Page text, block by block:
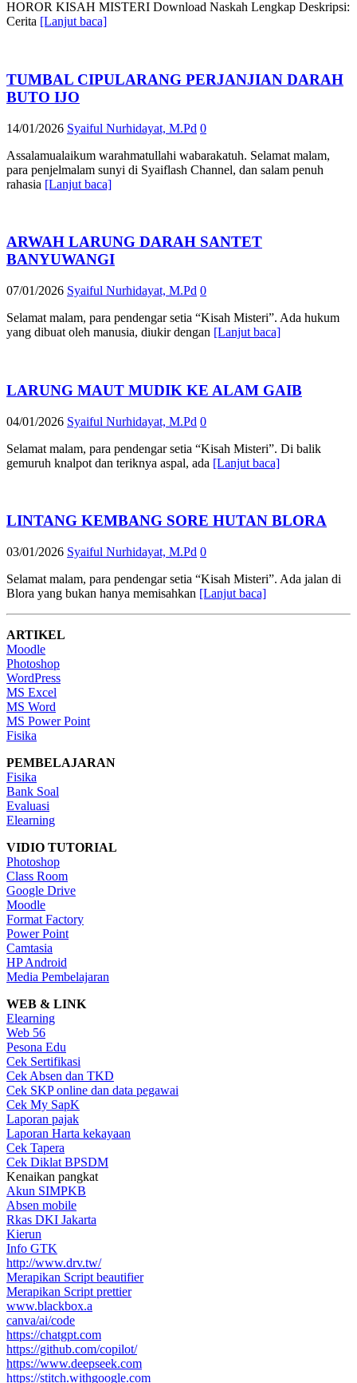
HOROR KISAH MISTERI Download Naskah Lengkap Deskripsi:
Cerita [Lanjut baca]
TUMBAL CIPULARANG PERJANJIAN DARAH
BUTO IJO
14/01/2026 Syaiful Nurhidayat, M.Pd 0
Assalamualaikum warahmatullahi wabarakatuh. Selamat malam,
para penjelmalam sunyi di Syaiflash Channel, dan salam penuh
rahasia [Lanjut baca]
ARWAH LARUNG DARAH SANTET
BANYUWANGI
07/01/2026 Syaiful Nurhidayat, M.Pd 0
Selamat malam, para pendengar setia “Kisah Misteri”. Ada hukum
yang dibuat oleh manusia, diukir dengan [Lanjut baca]
LARUNG MAUT MUDIK KE ALAM GAIB
04/01/2026 Syaiful Nurhidayat, M.Pd 0
Selamat malam, para pendengar setia “Kisah Misteri”. Di balik
gemuruh knalpot dan teriknya aspal, ada [Lanjut baca]
LINTANG KEMBANG SORE HUTAN BLORA
03/01/2026 Syaiful Nurhidayat, M.Pd 0
Selamat malam, para pendengar setia “Kisah Misteri”. Ada jalan di
Blora yang bukan hanya memisahkan [Lanjut baca]
ARTIKEL
Moodle
Photoshop
WordPress
MS Excel
MS Word
MS Power Point
Fisika
PEMBELAJARAN
Fisika
Bank Soal
Evaluasi
Elearning
VIDIO TUTORIAL
Photoshop
Class Room
Google Drive
Moodle
Format Factory
Power Point
Camtasia
HP Android
Media Pembelajaran
WEB & LINK
Elearning
Web 56
Pesona Edu
Cek Sertifikasi
Cek Absen dan TKD
Cek SKP online dan data pegawai
Cek My SapK
Laporan pajak
Laporan Harta kekayaan
Cek Tapera
Cek Diklat BPSDM
Kenaikan pangkat
Akun SIMPKB
Absen mobile
Rkas DKI Jakarta
Kierun
Info GTK
http://www.drv.tw/
Merapikan Script beautifier
Merapikan Script prettier
www.blackbox.a
canva/ai/code
https://chatgpt.com
https://github.com/copilot/
https://www.deepseek.com
https://stitch.withgoogle.com